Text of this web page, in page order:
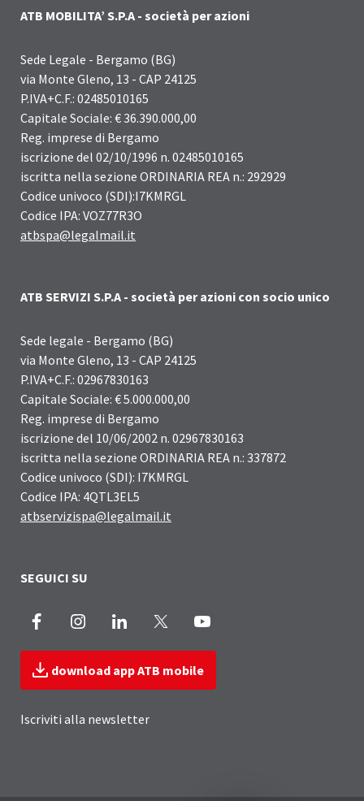
ATB MOBILITA’ S.P.A - società per azioni
Sede Legale - Bergamo (BG)
via Monte Gleno, 13 - CAP 24125
P.IVA+C.F.: 02485010165
Capitale Sociale: € 36.390.000,00
Reg. imprese di Bergamo
iscrizione del 02/10/1996 n. 02485010165
iscritta nella sezione ORDINARIA REA n.: 292929
Codice univoco (SDI):I7KMRGL
Codice IPA: VOZ77R3O
atbspa@legalmail.it
ATB SERVIZI S.P.A - società per azioni con socio unico
Sede legale - Bergamo (BG)
via Monte Gleno, 13 - CAP 24125
P.IVA+C.F.: 02967830163
Capitale Sociale: € 5.000.000,00
Reg. imprese di Bergamo
iscrizione del 10/06/2002 n. 02967830163
iscritta nella sezione ORDINARIA REA n.: 337872
Codice univoco (SDI): I7KMRGL
Codice IPA: 4QTL3EL5
atbservizispa@legalmail.it
SEGUICI SU
Facebook InstagramLinkedIn
download app ATB mobile
Iscriviti alla newsletter